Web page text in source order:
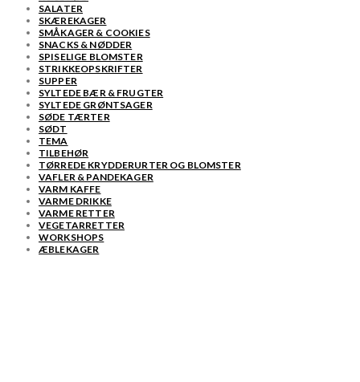
SALATER
SKÆREKAGER
SMÅKAGER & COOKIES
SNACKS & NØDDER
SPISELIGE BLOMSTER
STRIKKEOPSKRIFTER
SUPPER
SYLTEDE BÆR & FRUGTER
SYLTEDE GRØNTSAGER
SØDE TÆRTER
SØDT
TEMA
TILBEHØR
TØRREDE KRYDDERURTER OG BLOMSTER
VAFLER & PANDEKAGER
VARM KAFFE
VARME DRIKKE
VARME RETTER
VEGETARRETTER
WORKSHOPS
ÆBLEKAGER